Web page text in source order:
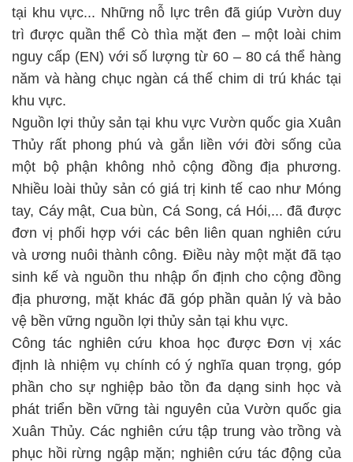
tại khu vực... Những nỗ lực trên đã giúp Vườn duy
trì được quần thể Cò thìa mặt đen – một loài chim
nguy cấp (EN) với số lượng từ 60 – 80 cá thể hàng
năm và hàng chục ngàn cá thế chim di trú khác tại
khu vực.
Nguồn lợi thủy sản tại khu vực Vườn quốc gia Xuân
Thủy rất phong phú và gắn liền với đời sống của
một bộ phận không nhỏ cộng đồng địa phương.
Nhiều loài thủy sản có giá trị kinh tế cao như Móng
tay, Cáy mật, Cua bùn, Cá Song, cá Hói,... đã được
đơn vị phối hợp với các bên liên quan nghiên cứu
và ương nuôi thành công. Điều này một mặt đã tạo
sinh kế và nguồn thu nhập ổn định cho cộng đồng
địa phương, mặt khác đã góp phần quản lý và bảo
vệ bền vững nguồn lợi thủy sản tại khu vực.
Công tác nghiên cứu khoa học được Đơn vị xác
định là nhiệm vụ chính có ý nghĩa quan trọng, góp
phần cho sự nghiệp bảo tồn đa dạng sinh học và
phát triển bền vững tài nguyên của Vườn quốc gia
Xuân Thủy. Các nghiên cứu tập trung vào trồng và
phục hồi rừng ngập mặn; nghiên cứu tác động của